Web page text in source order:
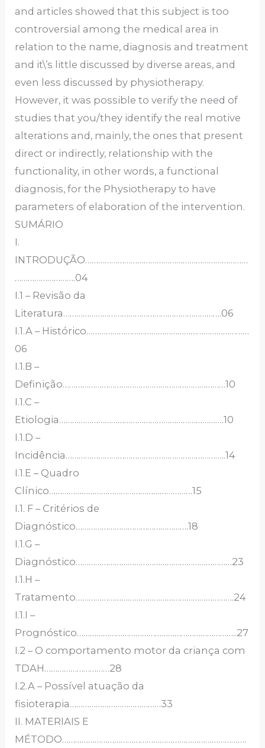
and articles showed that this subject is too
controversial among the medical area in
relation to the name, diagnosis and treatment
and it\’s little discussed by diverse areas, and
even less discussed by physiotherapy.
However, it was possible to verify the need of
studies that you/they identify the real motive
alterations and, mainly, the ones that present
direct or indirectly, relationship with the
functionality, in other words, a functional
diagnosis, for the Physiotherapy to have
parameters of elaboration of the intervention.
SUMÁRIO
I.
INTRODUÇÃO…………………………………………………………………
……………………….04
I.1 – Revisão da
Literatura……………………………………………………………….06
I.1.A – Histórico…………………………………………………………………
06
I.1.B –
Definição…………………………………………………………………10
I.1.C –
Etiologia………………………………………………………………….10
I.1.D –
Incidência………………………………………………………………..14
I.1.E – Quadro
Clínico…………………………………………………………15
I.1. F – Critérios de
Diagnóstico…………………………………………….18
I.1.G –
Diagnóstico………………………………………………………………23
I.1.H –
Tratamento……………………………………………………………….24
I.1.I –
Prognóstico………………………………………………………………..27
I.2 – O comportamento motor da criança com
TDAH…………………………28
I.2.A – Possível atuação da
fisioterapia……………………………………33
II. MATERIAIS E
MÉTODO………………………………………………………………………….